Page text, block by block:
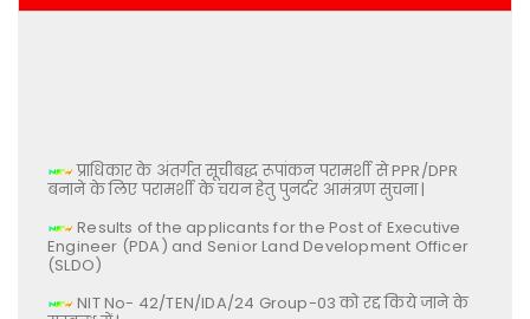
प्राधिकार के अंतर्गत सूचीबद्ध रूपांकन परामर्शी से PPR/DPR
बनाने के लिए परामर्शी के चयन हेतु पुनर्दर आमंत्रण सुचना |
Results of the applicants for the Post of Executive
Engineer (PDA) and Senior Land Development Officer
(SLDO)
NIT No- 42/TEN/IDA/24 Group-03 को रद्द किये जाने के